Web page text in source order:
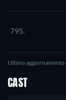
795.
Ultimo
CAST